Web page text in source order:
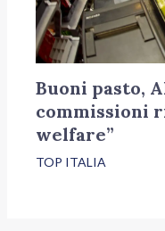
Buoni pasto,
commissioni
welfare”
TOP ITALIA